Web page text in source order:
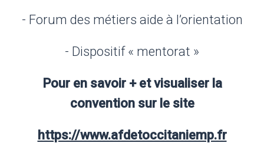
- Forum des métiers aide à l’orientation
- Dispositif « mentorat »
Pour en savoir + et visualiser la
convention sur le site
https://www.afdetoccitaniemp.fr